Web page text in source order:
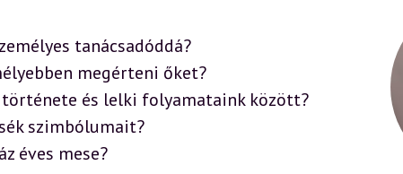
tanácsadóddá?
megérteni őket?
története és lelki folyamataink között?
szimbólumait?
éves mese?